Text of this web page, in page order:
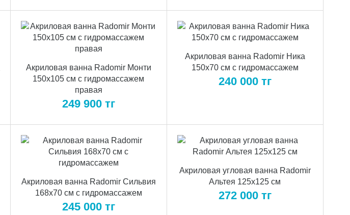
Акриловая ванна Radomir Монти
150x105 см с гидромассажем
правая
249 900 тг
Акриловая ванна Radomir Ника
150x70 см с гидромассажем
240 000 тг
Акриловая ванна Radomir Сильвия
168x70 см с гидромассажем
245 000 тг
Акриловая угловая ванна Radomir
Альтея 125x125 см
272 000 тг